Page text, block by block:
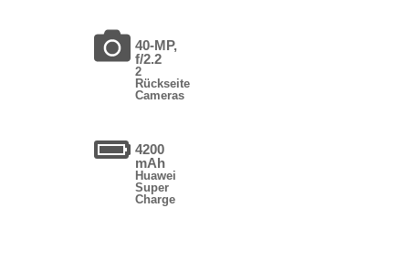
40-MP,
f/2.2
2
Rückseite
Cameras
4200
mAh
Huawei
Super
Charge